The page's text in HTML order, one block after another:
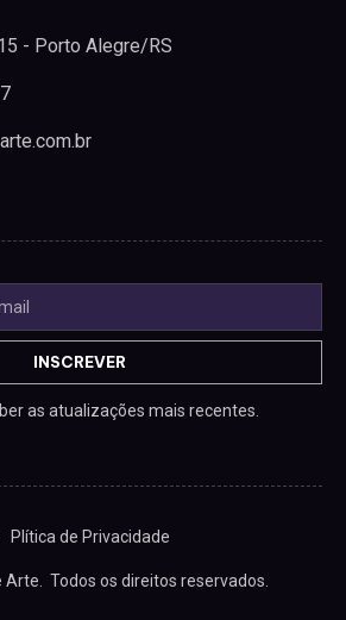
- Porto Alegre/RS
INSCREVER
as atualizações mais recentes.
Plítica de Privacidade
Arte. Todos os direitos reservados.